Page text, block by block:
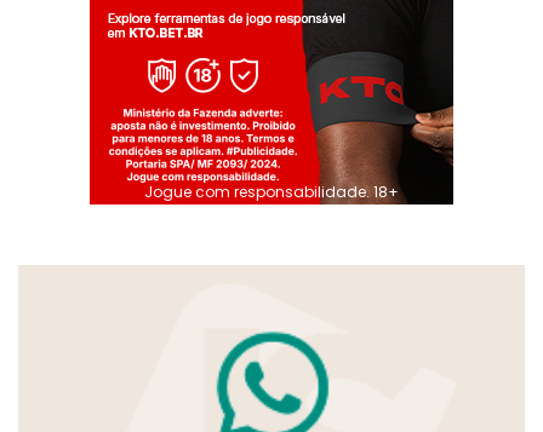
Jogue com responsabilidade. 18+